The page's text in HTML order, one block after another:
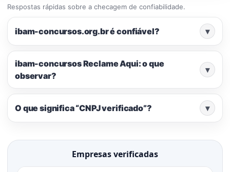
Respostas rápidas sobre a checagem de confiabilidade.
ibam-concursos.org.br é confiável? ▾
ibam-concursos Reclame Aqui: o que
observar?
▾
O que significa “CNPJ verificado”? ▾
Empresas verificadas